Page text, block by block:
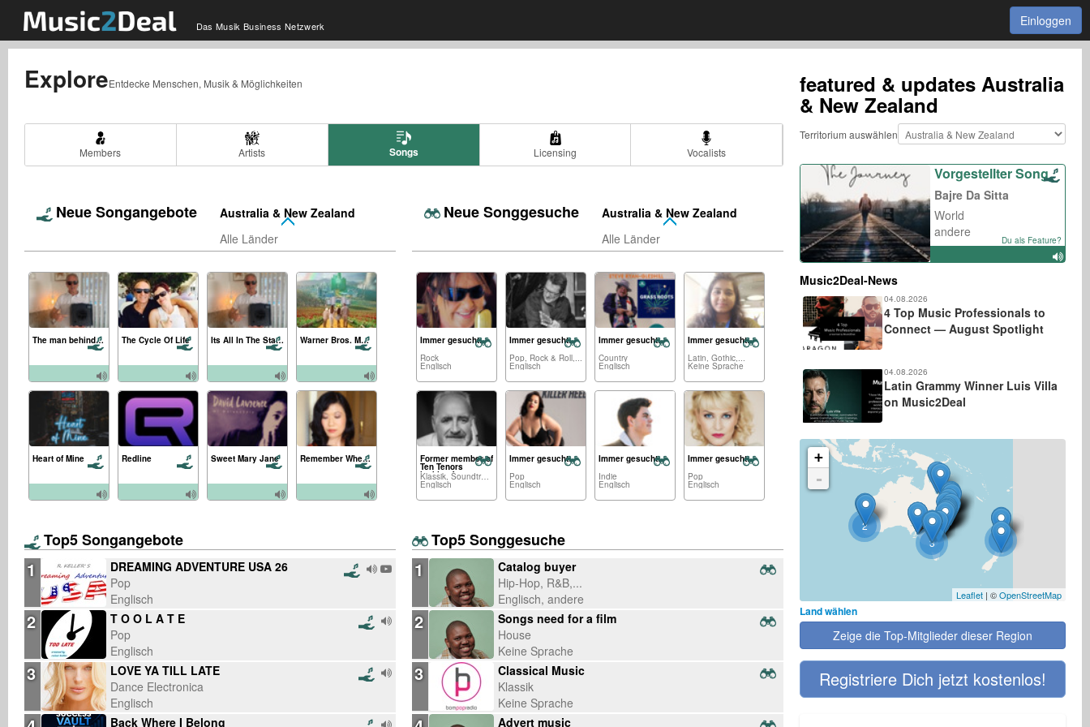
Das Musik Business Netzwerk Einloggen
ExploreEntdecke Menschen, Musik & Möglichkeiten featured & updates Australia
& New Zealand
Members Artists Songs Licensing Vocalists
Neue Songangebote
Australia & New Zealand
Alle Länder
The man behind the bar. The Cycle Of Life Its All In The State Of The Mind Warner Bros. Movie World’s “Wizard Of Oz”
Heart of Mine Redline Sweet Mary Jane Remember When...
Neue Songgesuche
Australia & New Zealand
Alle Länder
Immer gesucht:
Rock
Englisch
Immer gesucht:
Pop, Rock & Roll,...
Englisch
Immer gesucht:
Country
Englisch
Immer gesucht:
Latin, Gothic,...
Keine Sprache
Former member of
Ten Tenors
looking for
recording
opportunities
Klassik, Soundtrack,...
Englisch
Immer gesucht:
Pop
Englisch
Immer gesucht:
Indie
Englisch
Immer gesucht:
Pop
Englisch
Top5 Songangebote
1
DREAMING ADVENTURE USA 26
Pop
Englisch
2
T O O L A T E
Pop
Englisch
3
LOVE YA TILL LATE
Dance Electronica
Englisch
Back Where I Belong
Top5 Songgesuche
1
Catalog buyer
Hip-Hop, R&B,...
Englisch, andere
2
Songs need for a film
House
Keine Sprache
3
Classical Music
Klassik
Keine Sprache
Advert music
Territorium auswählen
Vorgestellter Song
Bajre Da Sitta
World
andere
Du als Feature?
Music2Deal-News
04.08.2026
4 Top Music Professionals to
Connect — August Spotlight
04.08.2026
Latin Grammy Winner Luis Villa
on Music2Deal
2
2
3
+
-
Leaflet| ©OpenStreetMap
Land wählen
Zeige die Top-Mitglieder dieser Region
Registriere Dich jetzt kostenlos!